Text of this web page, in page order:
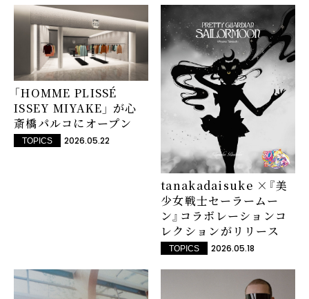
「HOMME PLISSÉ
ISSEY MIYAKE」 が心
斎橋パルコにオープン
TOPICS 2026.05.22
tanakadaisuke ×『美
少女戦士セーラームー
ン』コラボレーションコ
レクションがリリース
TOPICS 2026.05.18